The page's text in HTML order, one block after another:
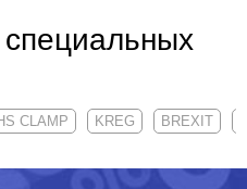
CLAMP KREG BREXIT